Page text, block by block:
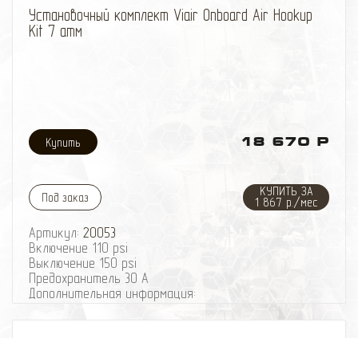
Установочный комплект Viair Onboard Air Hookup
Kit 7 атм
18 670 Р
Под заказ
КУПИТЬ ЗА
1 867 р./мес
Артикул: 20053
Включение 110 psi
Выключение 150 psi
Предохранитель 30 А
Дополнительная информация:
Установочный комплект Onboard Air Hookup Kit